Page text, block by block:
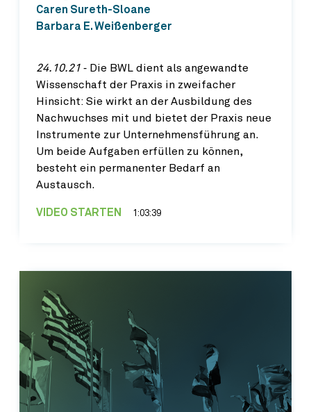
Caren Sureth-Sloane
Barbara E. Weißenberger
24.10.21 ‐ Die BWL dient als angewandte
Wissenschaft der Praxis in zweifacher
Hinsicht: Sie wirkt an der Ausbildung des
Nachwuchses mit und bietet der Praxis neue
Instrumente zur Unternehmensführung an.
Um beide Aufgaben erfüllen zu können,
besteht ein permanenter Bedarf an
Austausch.
VIDEO STARTEN 1:03:39